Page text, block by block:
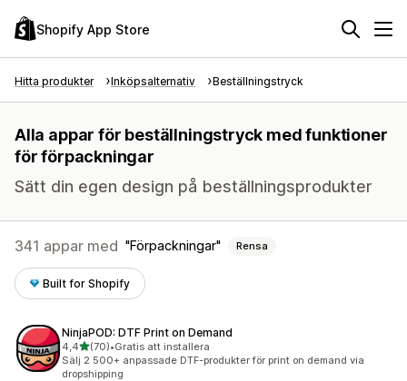
Shopify App Store
Hitta produkter Inköpsalternativ Beställningstryck
Alla appar för beställningstryck med funktioner
för förpackningar
Sätt din egen design på beställningsprodukter
341 appar med Förpackningar Rensa
Built for Shopify
NinjaPOD: DTF Print on Demand
4,4av 5 stjärnor
(70)
70 recensioner totalt
•Gratis att installera
Sälj 2 500+ anpassade DTF-produkter för print on demand via
dropshipping